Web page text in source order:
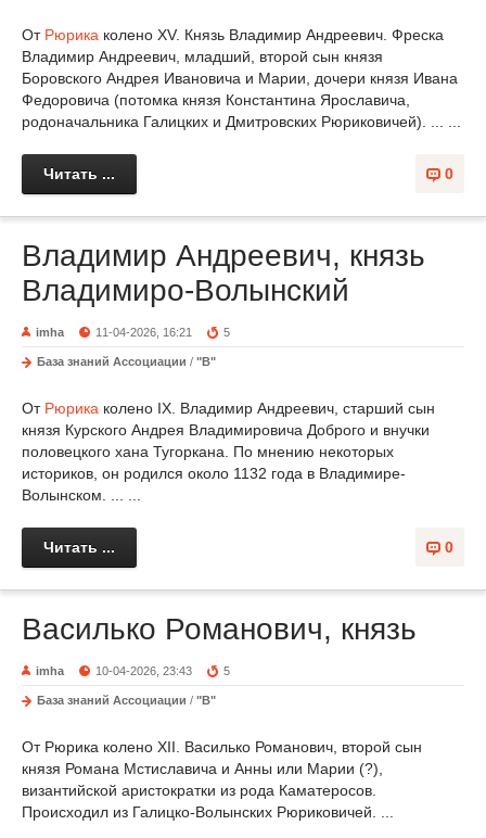
От Рюрика колено XV. Князь Владимир Андреевич. Фреска
Владимир Андреевич, младший, второй сын князя
Боровского Андрея Ивановича и Марии, дочери князя Ивана
Федоровича (потомка князя Константина Ярославича,
родоначальника Галицких и Дмитровских Рюриковичей). ... ...
0
Читать ...
Владимир Андреевич, князь
Владимиро-Волынский
imha 11-04-2026, 16:21 5
База знаний Ассоциации / "В"
От Рюрика колено IX. Владимир Андреевич, старший сын
князя Курского Андрея Владимировича Доброго и внучки
половецкого хана Тугоркана. По мнению некоторых
историков, он родился около 1132 года в Владимире-
Волынском. ... ...
0
Читать ...
Василько Романович, князь
imha 10-04-2026, 23:43 5
База знаний Ассоциации / "В"
От Рюрика колено XII. Василько Романович, второй сын
князя Романа Мстиславича и Анны или Марии (?),
византийской аристократки из рода Каматеросов.
Происходил из Галицко-Волынских Рюриковичей. ...